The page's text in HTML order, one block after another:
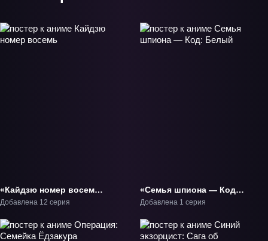
«Кайдзю номер восемь»
ТВ-1
Добавлена 12 серия
«Семья шпиона — Код:
Белый» Фильм-1
Добавлена 1 серия